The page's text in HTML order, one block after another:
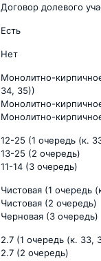
Договор долевого
Есть
Нет
Монолитно-
34, 35))
Монолитно-
Монолитно-
12-25 (1 очередь (к.
13-25 (2 очередь)
11-14 (3 очередь)
Чистовая (1 очередь
Чистовая (2 очередь)
Черновая (3 очередь)
2.7 (1 очередь (к. 33,
2.7 (2 очередь)